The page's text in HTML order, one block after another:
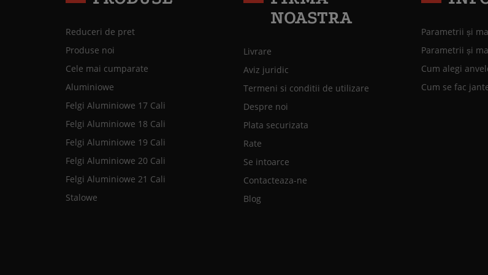
Reduceri de pret
Produse noi
Cele mai cumparate
Aluminiowe
Felgi Aluminiowe 17 Cali
Felgi Aluminiowe 18 Cali
Felgi Aluminiowe 19 Cali
Felgi Aluminiowe 20 Cali
Felgi Aluminiowe 21 Cali
Stalowe
NOASTRA
Livrare
Aviz juridic
Termeni si conditii de utilizare
Despre noi
Plata securizata
Rate
Se intoarce
Contacteaza-ne
Blog
Parametrii și
Parametrii și
Cum alegi
Cum se fac